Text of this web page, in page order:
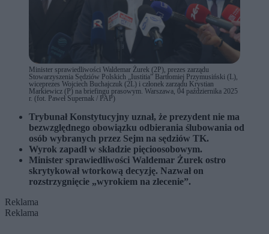
Minister sprawiedliwości Waldemar Żurek (2P), prezes zarządu
Stowarzyszenia Sędziów Polskich „Iustitia” Bartłomiej Przymusiński (L),
wiceprezes Wojciech Buchajczuk (2L) i członek zarządu Krystian
Markiewicz (P) na briefingu prasowym. Warszawa, 04 października 2025
r. (fot. Paweł Supernak / PAP)
Trybunał Konstytucyjny uznał, że prezydent nie ma
bezwzględnego obowiązku odbierania ślubowania od
osób wybranych przez Sejm na sędziów TK.
Wyrok zapadł w składzie pięcioosobowym.
Minister sprawiedliwości Waldemar Żurek ostro
skrytykował wtorkową decyzję. Nazwał on
rozstrzygnięcie „wyrokiem na zlecenie”.
Reklama
Reklama